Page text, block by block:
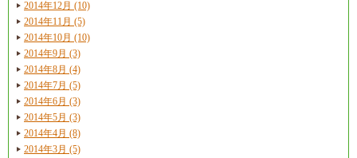
2014年12月 (10)
2014年11月 (5)
2014年10月 (10)
2014年9月 (3)
2014年8月 (4)
2014年7月 (5)
2014年6月 (3)
2014年5月 (3)
2014年4月 (8)
2014年3月 (5)